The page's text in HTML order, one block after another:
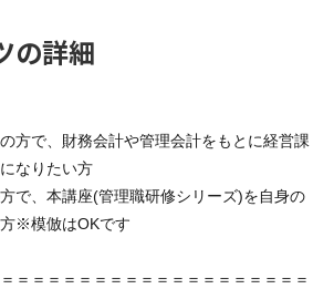
の詳細
方で、財務会計や管理会計をもとに経営課
なりたい方
で、本講座(管理職研修シリーズ)を自身の
※模倣はOKです
＝＝＝＝＝＝＝＝＝＝＝＝＝＝＝＝＝＝＝